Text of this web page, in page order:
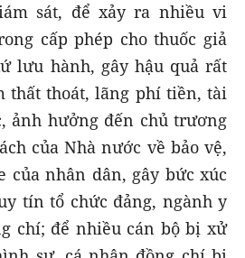
sát, để xảy ra nhiều vi
cấp phép cho thuốc giả
lưu hành, gây hậu quả rất
thất thoát, lãng phí tiền, tài
ảnh hưởng đến chủ trương
của Nhà nước về bảo vệ,
của nhân dân, gây bức xúc
tín tổ chức đảng, ngành y
chí; để nhiều cán bộ bị xử